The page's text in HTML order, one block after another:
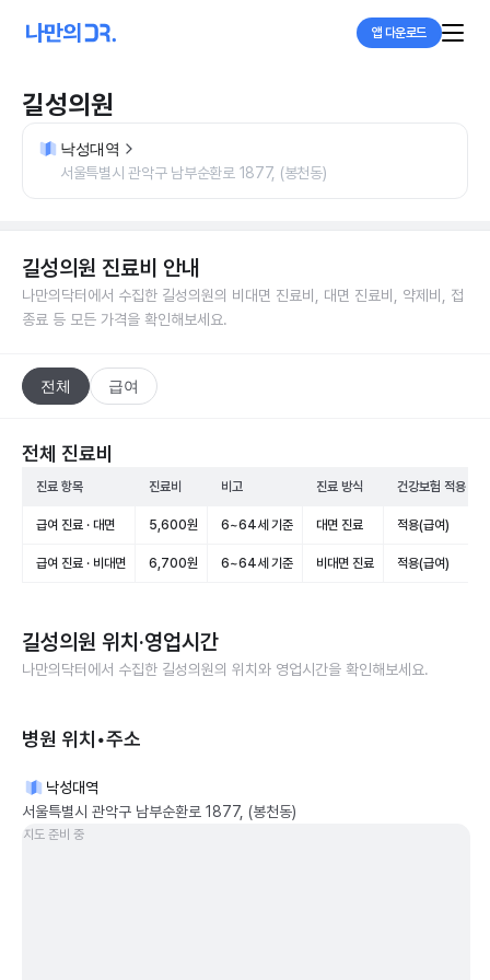
앱 다운로드
길성의원
낙성대역
서울특별시 관악구 남부순환로 1877, (봉천동)
길성의원 진료비 안내
나만의닥터에서 수집한 길성의원의 비대면 진료비, 대면 진료비, 약제비, 접
종료 등 모든 가격을 확인해보세요.
전체 급여
전체 진료비
진료 항목 진료비 비고 진료 방식 건강보험 적용
급여 진료 · 대면 5,600원 6~64세 기준 대면 진료 적용(급여)
급여 진료 · 비대면 6,700원 6~64세 기준 비대면 진료 적용(급여)
길성의원 위치·영업시간
나만의닥터에서 수집한 길성의원의 위치와 영업시간을 확인해보세요.
병원 위치•주소
낙성대역
서울특별시 관악구 남부순환로 1877, (봉천동)
지도 준비 중